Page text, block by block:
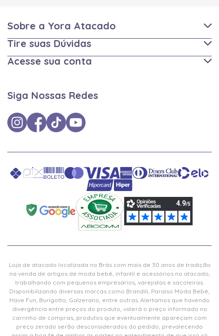
Sobre a Yora Atacado
Tire suas Dúvidas
Acesse sua conta
Siga Nossas Redes
Loja de atacado localizada no Brás com mais de 30 anos de tradição
na venda de artigos de moda bebê, infantil e acessórios no atacado,
trabalhando com pequenos empresários, varejistas e sacoleiras.
Disponibilizando diversas marcas como Brandili, Paraíso Moda Bebê,
Have Fun, Burigotto, Galzerano, entre outras. Alertamos que havendo
divergência entre preços do produto, valerá o preço informado no
carrinho de compras, produtos que eventualmente apareçam com
preço zerado serão desconsiderados do pedido, prevalecendo